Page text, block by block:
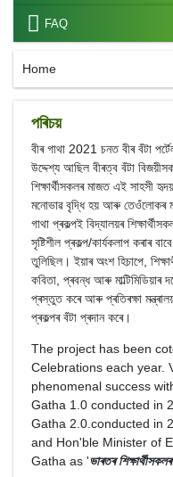
FAQ
Home
পৰিচয়
বীৰ গাথা 2021 চনত বীৰ বঁটা
উদ্দেশ্য আছিল বীৰত্ব বঁটা
শিক্ষাৰ্থীসকলৰ মাজত এই সাহসী
মনোভাৱ বৃদ্ধি হয় আৰু তেওঁলোকৰ
গাথা প্ৰকল্পই বিদ্যালয়ৰ
সৃষ্টিশীল প্ৰকল্প/কাৰ্যকলাপ কৰাৰ
তুলিছিল। ইয়াৰ অংশ হিচাপে,
কবিতা, প্ৰবন্ধ আৰু মাল্টিমিডিয়াৰ
প্ৰস্তুত কৰে আৰু প্ৰতিৰক্ষা মন্ত্ৰালয়
প্ৰকল্পৰ বঁটা প্ৰদান কৰে।
The project has been
Celebrations each year.
phenomenal success
Gatha 1.0 conducted in
Gatha 2.0.conducted in
and Hon'ble Minister of
Gatha as 'ভাৰতৰ